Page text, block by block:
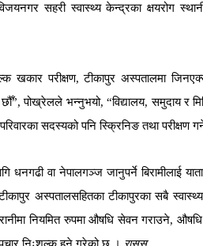
सहरी स्वास्थ्य केन्द्रका क्षयरोग
खकार परीक्षण,टीकापुर अस्पतालमा
छौँ”,पोख्रेलले भन्नुभयो, “विद्यालय,समुदाय र
परिवारका सदस्यको पनि स्क्रिनिङ तथा परीक्षण
धनगढी वा नेपालगञ्ज जानुपर्ने बिरामीलाई
अस्पतालसहितका टीकापुरका सबै स्वास्थ्य
नियमित रुपमा औषधि सेवन गराउने, औषधि
निःशुल्क हुने गरेको छ । रासस